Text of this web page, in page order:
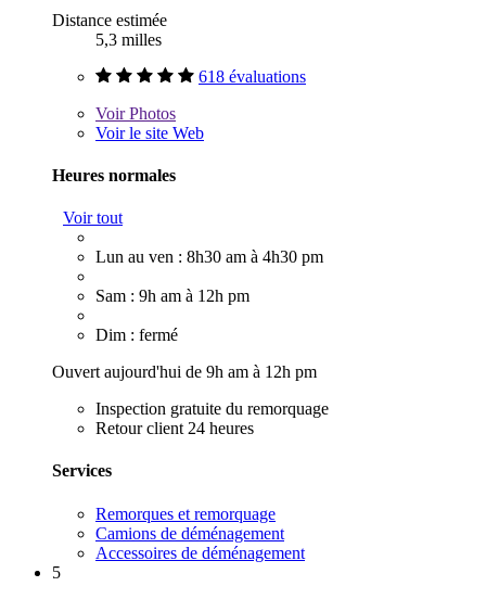
Distance estimée
5,3 milles
618 évaluations
VoirPhotos
Voir le site Web
Heures normales
Voir tout
Lun au ven : 8h30 am à 4h30 pm
Sam : 9h am à 12h pm
Dim : fermé
Ouvert aujourd'hui de 9h am à 12h pm
Inspection gratuite du remorquage
Retour client 24 heures
Services
Remorques et remorquage
Camions de déménagement
Accessoires de déménagement
5